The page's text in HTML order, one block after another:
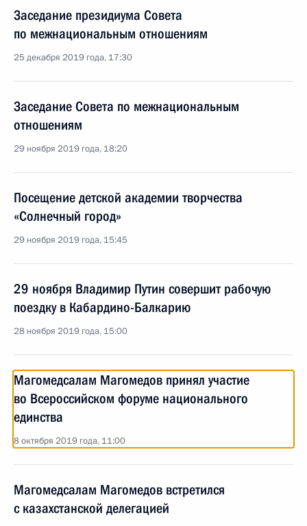
Заседание президиума Совета
по межнациональным отношениям
25 декабря 2019 года, 17:30
Заседание Совета по межнациональным
отношениям
29 ноября 2019 года, 18:20
Посещение детской академии творчества
«Солнечный город»
29 ноября 2019 года, 15:45
29 ноября Владимир Путин совершит рабочую
поездку в Кабардино-Балкарию
28 ноября 2019 года, 15:00
Магомедсалам Магомедов принял участие
во Всероссийском форуме национального
единства
8 октября 2019 года, 11:00
Магомедсалам Магомедов встретился
с казахстанской делегацией